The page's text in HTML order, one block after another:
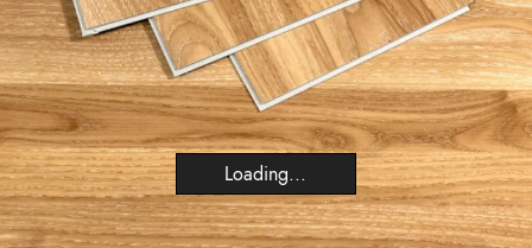
Loading...